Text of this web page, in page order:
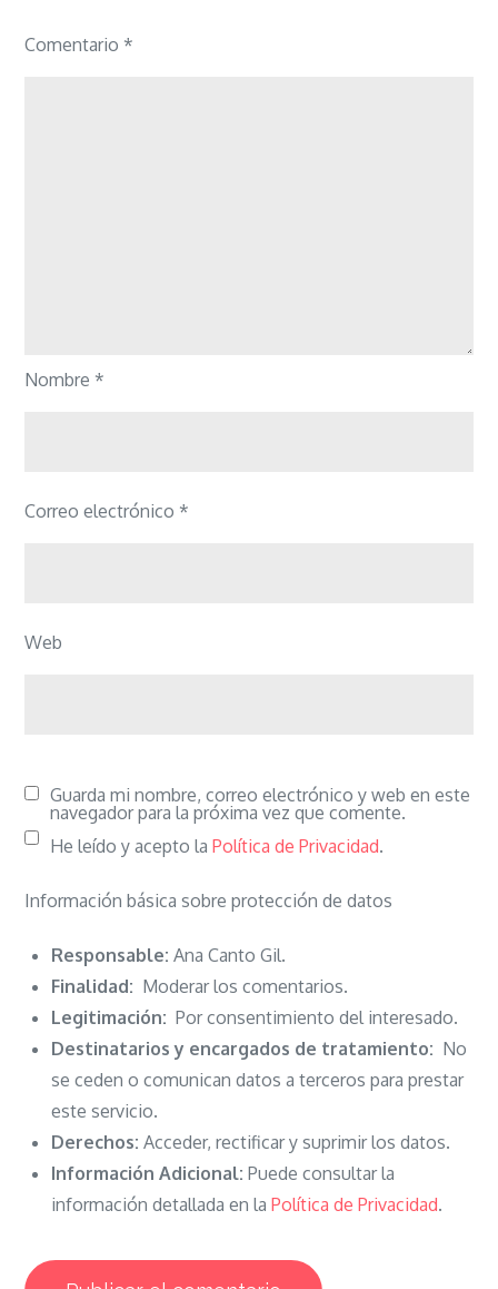
Comentario *
Nombre *
Correo electrónico *
Web
Guarda mi nombre, correo electrónico y web en este
navegador para la próxima vez que comente.
He leído y acepto laPolítica de Privacidad.
Información básica sobre protección de datos
Responsable: Ana Canto Gil.
Finalidad: Moderar los comentarios.
Legitimación: Por consentimiento del interesado.
Destinatarios y encargados de tratamiento: No
se ceden o comunican datos a terceros para prestar
este servicio.
Derechos: Acceder, rectificar y suprimir los datos.
Información Adicional: Puede consultar la
información detallada en laPolítica de Privacidad.